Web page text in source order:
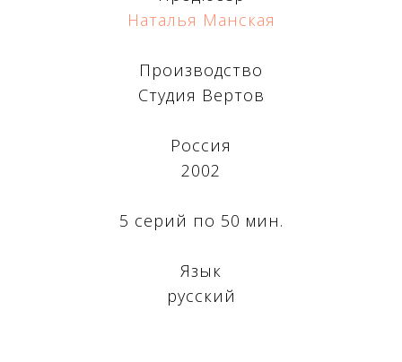
Наталья Манская
Производство
Студия Вертов
Россия
2002
5 серий по 50 мин.
Язык
русский